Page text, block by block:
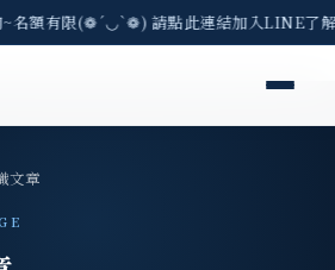
額有限(❁´◡`❁) 請點此連結加入LINE了解
文章